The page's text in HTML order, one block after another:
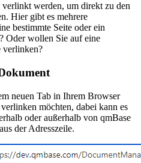
werden, um direkt zu den
Hier gibt es mehrere
bestimmte Seite oder ein
Oder wollen Sie auf eine
verlinken?
neuen Tab in Ihrem Browser
möchten, dabei kann es
oder außerhalb von qmBase
der Adresszeile.